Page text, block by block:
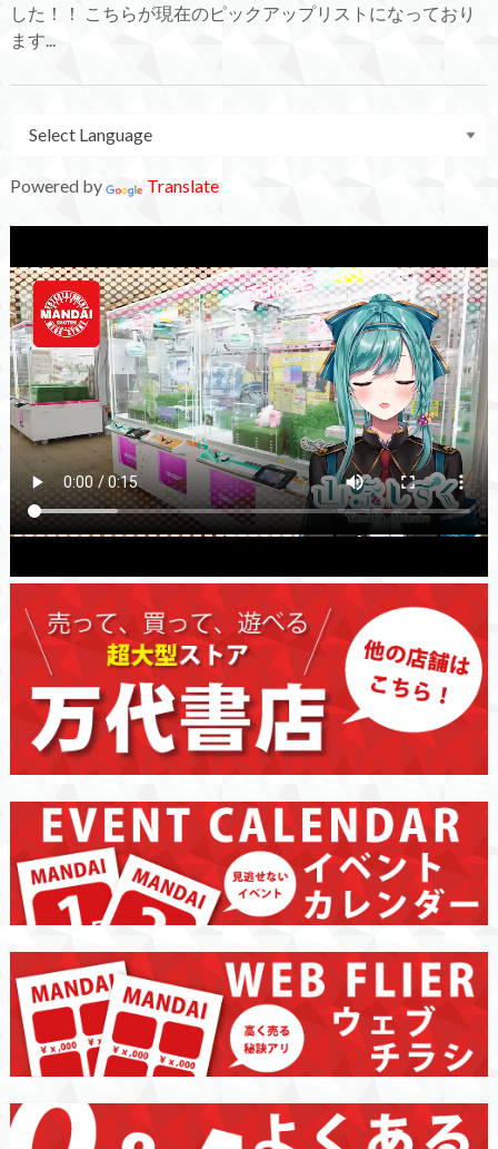
した！！ こちらが現在のピックアップリストになっており
ます...
Powered by Translate